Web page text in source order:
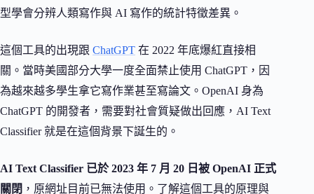
型學會分辨人類寫作與 AI 寫作的統計特徵差異。
這個工具的出現跟 ChatGPT 在 2022 年底爆紅直接相
關。當時美國部分大學一度全面禁止使用 ChatGPT，因
為越來越多學生拿它寫作業甚至寫論文。OpenAI 身為
ChatGPT 的開發者，需要對社會質疑做出回應，AI Text
Classifier 就是在這個背景下誕生的。
AI Text Classifier 已於 2023 年 7 月 20 日被 OpenAI 正式
關閉 ，原網址目前已無法使用。了解這個工具的原理與